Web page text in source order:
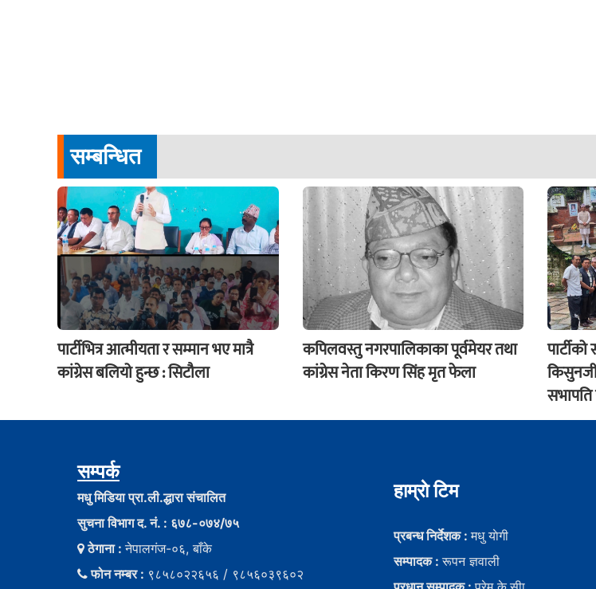
सम्बन्धित
पार्टीभित्र आत्मीयता र सम्मान भए मात्रै
कांग्रेस बलियो हुन्छ : सिटौला
कपिलवस्तु नगरपालिकाका पूर्वमेयर तथा
कांग्रेस नेता किरण सिंह मृत फेला
सम्पर्क
मधु मिडिया प्रा.ली.द्धारा संचालित
सुचना विभाग द. नं. : ६७८-०७४/७५
ठेगाना :नेपालगंज-०६, बाँके
फोन नम्बर : ९८५८०२२६५६ / ९८५६०३९६०२
हाम्राे टिम
प्रबन्ध निर्देशक :मधु याेगी
सम्पादक :रूपन ज्ञवाली